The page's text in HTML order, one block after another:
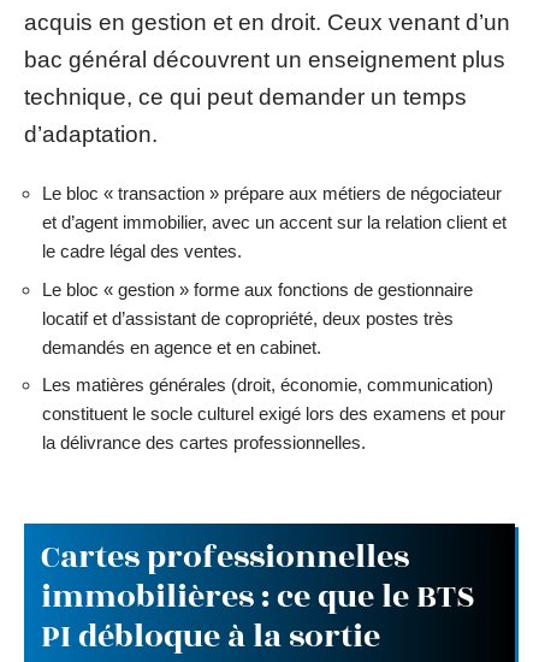
acquis en gestion et en droit. Ceux venant d’un
bac général découvrent un enseignement plus
technique, ce qui peut demander un temps
d’adaptation.
Le bloc « transaction » prépare aux métiers de négociateur
et d’agent immobilier, avec un accent sur la relation client et
le cadre légal des ventes.
Le bloc « gestion » forme aux fonctions de gestionnaire
locatif et d’assistant de copropriété, deux postes très
demandés en agence et en cabinet.
Les matières générales (droit, économie, communication)
constituent le socle culturel exigé lors des examens et pour
la délivrance des cartes professionnelles.
Cartes professionnelles
immobilières : ce que le BTS
PI débloque à la sortie